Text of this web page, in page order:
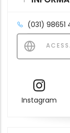
(031) 98651
Instagram